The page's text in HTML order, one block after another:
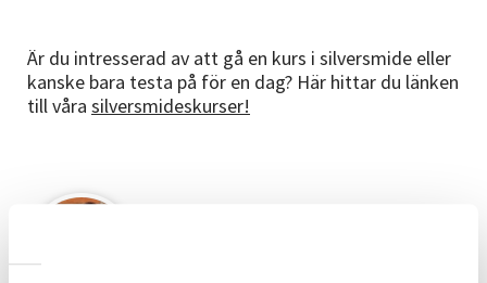
Är du intresserad av att gå en kurs i silversmide eller
kanske bara testa på för en dag? Här hittar du länken
till våra silversmideskurser!